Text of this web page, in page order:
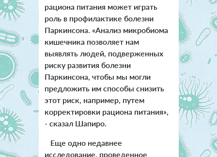
рациона питания может играть
роль в профилактике болезни
Паркинсона. «Анализ микробиома
кишечника позволяет нам
выявлять людей, подверженных
риску развития болезни
Паркинсона, чтобы мы могли
предложить им способы снизить
этот риск, например, путем
корректировки рациона питания»,
- сказал Шапиро.
Еще одно недавнее
исследование, проведенное